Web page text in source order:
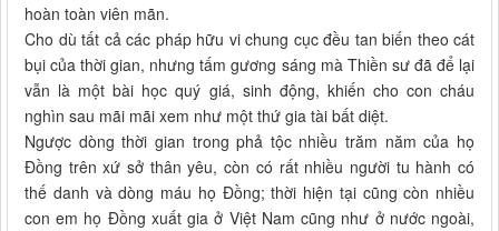
hoàn toàn viên mãn.
Cho dù tất cả các pháp hữu vi chung cục đều tan biến theo cát
bụi của thời gian, nhưng tấm gương sáng mà Thiền sư đã để lại
vẫn là một bài học quý giá, sinh động, khiến cho con cháu
nghìn sau mãi mãi xem như một thứ gia tài bất diệt.
Ngược dòng thời gian trong phả tộc nhiều trăm năm của họ
Đồng trên xứ sở thân yêu, còn có rất nhiều người tu hành có
thế danh và dòng máu họ Đồng; thời hiện tại cũng còn nhiều
con em họ Đồng xuất gia ở Việt Nam cũng như ở nước ngoài,